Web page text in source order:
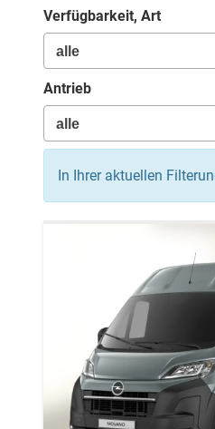
Verfügbarkeit, Art
Antrieb
In Ihrer aktuellen